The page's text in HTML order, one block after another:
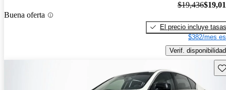
Buena oferta
$19,436
El precio incluye tasas
$382/mes
Verif. disponibilidad